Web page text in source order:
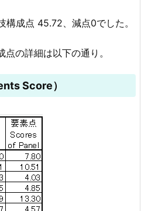
成点 45.72、減点0でした。
の詳細は以下の通り。
Score）